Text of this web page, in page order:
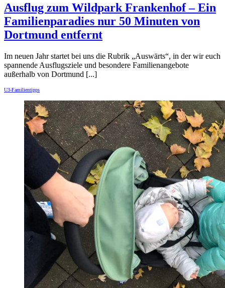
Ausflug zum Wildpark Frankenhof – Ein
Familienparadies nur 50 Minuten von
Dortmund entfernt
Im neuen Jahr startet bei uns die Rubrik „Auswärts“, in der wir euch
spannende Ausflugsziele und besondere Familienangebote
außerhalb von Dortmund [...]
U3-Familientipps